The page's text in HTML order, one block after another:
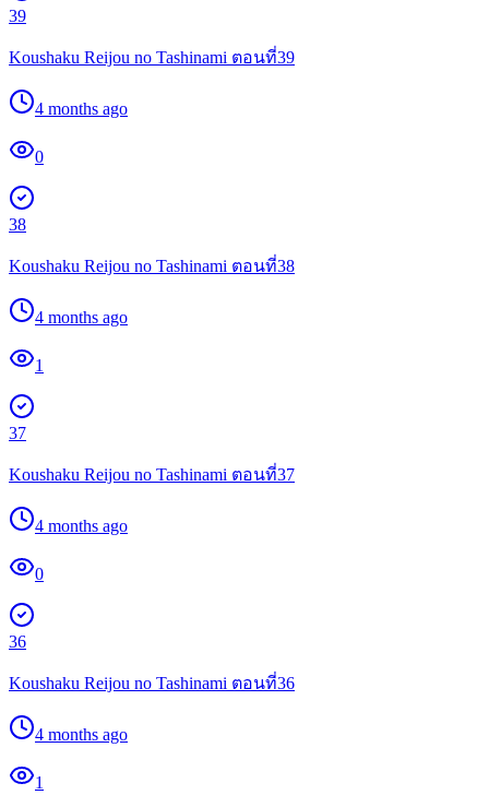
39
Koushaku Reijou no Tashinami ตอนที่39
4 months ago
0
38
Koushaku Reijou no Tashinami ตอนที่38
4 months ago
1
37
Koushaku Reijou no Tashinami ตอนที่37
4 months ago
0
36
Koushaku Reijou no Tashinami ตอนที่36
4 months ago
1